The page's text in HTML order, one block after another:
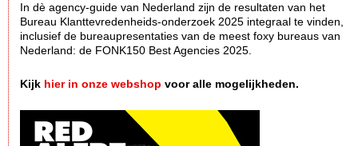
In dè agency-guide van Nederland zijn de resultaten van het
Bureau Klanttevredenheids-onderzoek 2025 integraal te vinden,
inclusief de bureaupresentaties van de meest foxy bureaus van
Nederland: de FONK150 Best Agencies 2025.
Kijk hier in onze webshop voor alle mogelijkheden.